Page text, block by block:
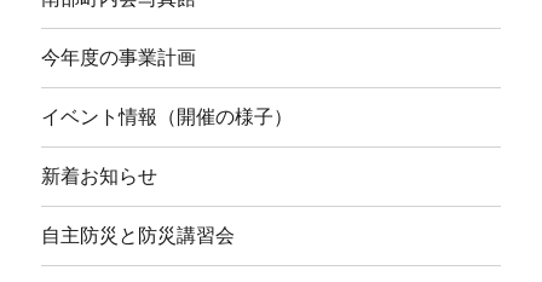
今年度の事業計画
イベント情報（開催の様子）
新着お知らせ
自主防災と防災講習会